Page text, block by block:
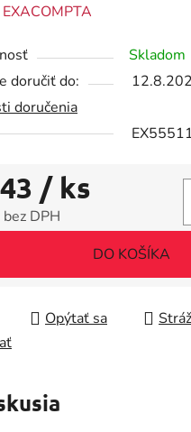
EXACOMPTA
Skladom
doručiť do:
doručenia
/ ks
DPH
DO KOŠÍKA
Opýtať sa